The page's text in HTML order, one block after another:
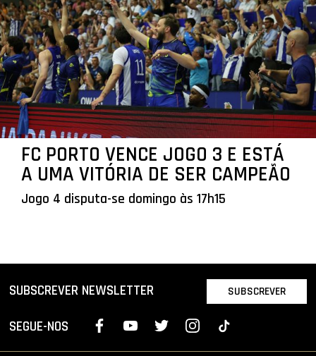
FC PORTO VENCE JOGO 3 E ESTÁ
A UMA VITÓRIA DE SER CAMPEÃO
Jogo 4 disputa-se domingo às 17h15
SUBSCREVER NEWSLETTER SUBSCREVER
SEGUE-NOS